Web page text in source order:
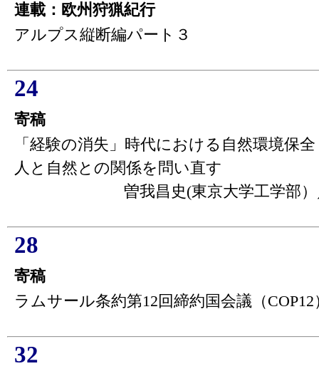
連載：欧州狩猟紀行
アルプス縦断編パート３
24
寄稿
「経験の消失」時代における自然環境保全
人と自然との関係を問い直す
曽我昌史(東京大学工学部
28
寄稿
ラムサール条約第12回締約国会議（
32